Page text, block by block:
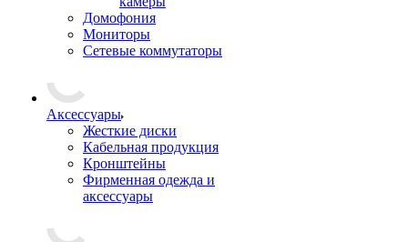
Домофония
Мониторы
Сетевые коммутаторы
Аксессуары
Жесткие диски
Кабельная продукция
Кронштейны
Фирменная одежда и
аксессуары